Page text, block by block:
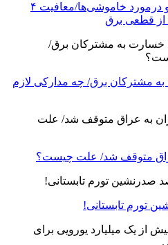
آخرین اظهارات وزیر نیرو درمورد خاموشی‌ها/معافیت ۴
از قطعی برق
مشترکان برق/ چه مدارکی لازم
متوقف شد/ علت چیست؟